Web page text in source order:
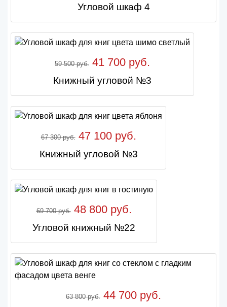
Угловой шкаф 4
59 500 руб. 41 700 руб.
Книжный угловой №3
67 300 руб.47 100 руб.
Книжный угловой №3
69 700 руб.48 800 руб.
Угловой книжный №22
63 800 руб. 44 700 руб.